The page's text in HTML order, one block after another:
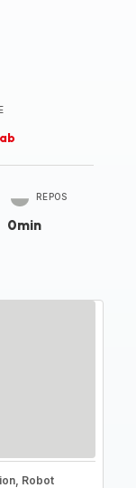
REPOS
0min
Robot